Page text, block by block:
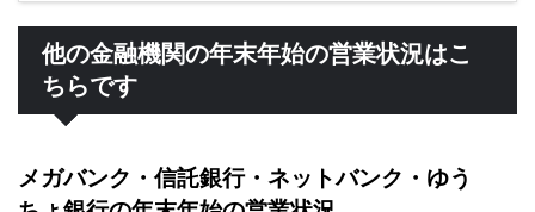
他の金融機関の年末年始の営業状況はこ
ちらです
メガバンク・信託銀行・ネットバンク・ゆう